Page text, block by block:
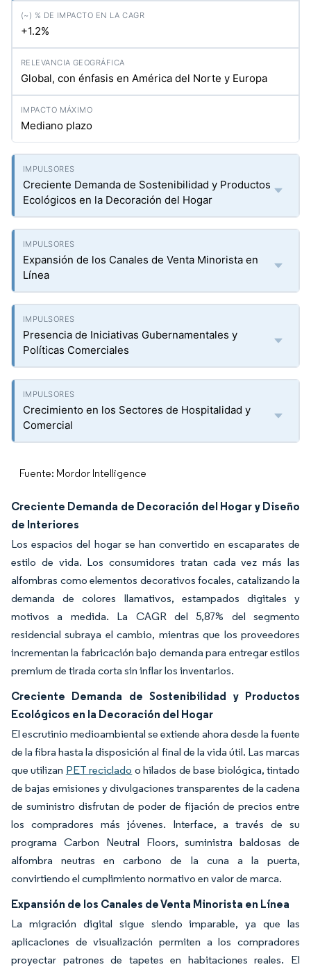
+1.2%
Global, con énfasis en América del Norte y Europa
Mediano plazo
Creciente Demanda de Sostenibilidad y Productos
Ecológicos en la Decoración del Hogar
Expansión de los Canales de Venta Minorista en
Línea
Presencia de Iniciativas Gubernamentales y
Políticas Comerciales
Crecimiento en los Sectores de Hospitalidad y
Comercial
Fuente: Mordor Intelligence
Creciente Demanda de Decoración del Hogar y Diseño
de Interiores
Los espacios del hogar se han convertido en escaparates de
estilo de vida. Los consumidores tratan cada vez más las
alfombras como elementos decorativos focales, catalizando la
demanda de colores llamativos, estampados digitales y
motivos a medida. La CAGR del 5,87% del segmento
residencial subraya el cambio, mientras que los proveedores
incrementan la fabricación bajo demanda para entregar estilos
premium de tirada corta sin inflar los inventarios.
Creciente Demanda de Sostenibilidad y Productos
Ecológicos en la Decoración del Hogar
El escrutinio medioambiental se extiende ahora desde la fuente
de la fibra hasta la disposición al final de la vida útil. Las marcas
que utilizan PET reciclado o hilados de base biológica, tintado
de bajas emisiones y divulgaciones transparentes de la cadena
de suministro disfrutan de poder de fijación de precios entre
los compradores más jóvenes. Interface, a través de su
programa Carbon Neutral Floors, suministra baldosas de
alfombra neutras en carbono de la cuna a la puerta,
convirtiendo el cumplimiento normativo en valor de marca.
Expansión de los Canales de Venta Minorista en Línea
La migración digital sigue siendo imparable, ya que las
aplicaciones de visualización permiten a los compradores
proyectar patrones de tapetes en habitaciones reales. El